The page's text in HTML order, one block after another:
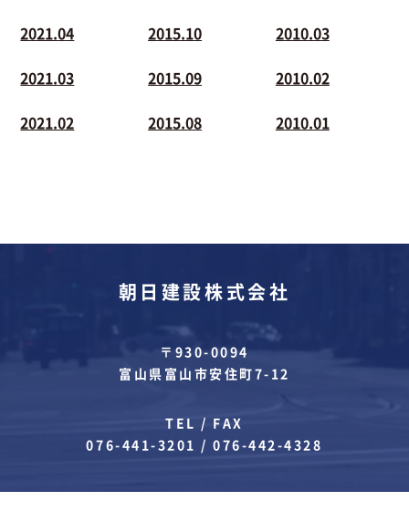
2021.04
2021.03
2021.02
2015.10
2015.09
2015.08
2010.03
2010.02
2010.01
朝日建設株式会社
〒930-0094
富山県富山市安住町7-12
TEL / FAX
076-441-3201 /076-442-4328